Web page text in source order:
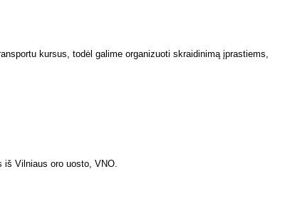
kursus, todėl galime organizuoti skraidinimą įprastiems,
Vilniaus oro uosto, VNO.